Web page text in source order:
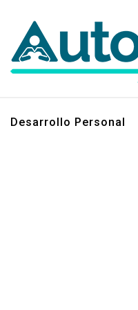
Desarrollo Personal